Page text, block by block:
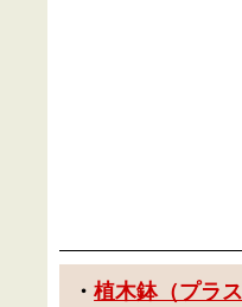
・植木鉢（プラ